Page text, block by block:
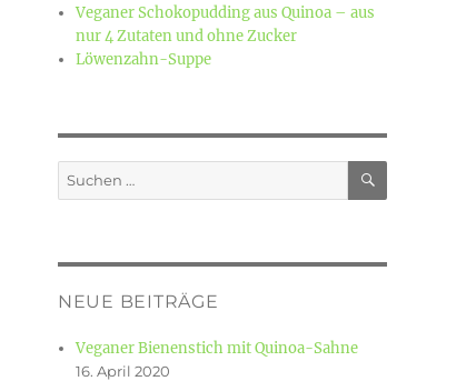
Veganer Schokopudding aus Quinoa – aus
nur 4 Zutaten und ohne Zucker
Löwenzahn-Suppe
Suchen
nach:
SUCHEN
NEUE BEITRÄGE
Veganer Bienenstich mit Quinoa-Sahne
16. April 2020